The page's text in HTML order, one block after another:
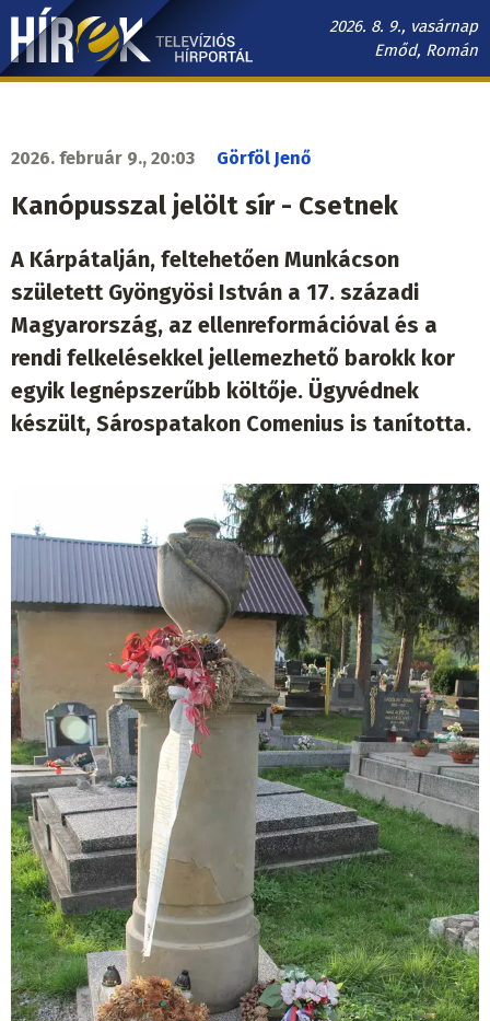
Ugrás
tartalomra
2026. 8. 9., vasárnap
Emőd, Román
Hírek.sk
2026. február 9., 20:03 Görföl Jenő
Kanópusszal jelölt sír - Csetnek
A Kárpátalján, feltehetően Munkácson
született Gyöngyösi István a 17. századi
Magyarország, az ellenreformációval és a
rendi felkelésekkel jellemezhető barokk kor
egyik legnépszerűbb költője. Ügyvédnek
készült, Sárospatakon Comenius is tanította.